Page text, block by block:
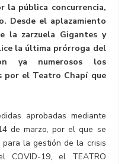
la pública concurrencia,
Desde el aplazamiento
la zarzuela Gigantes y
la última prórroga del
ya numerosos los
por el Teatro Chapí que
aprobadas mediante
de marzo, por el que se
la gestión de la crisis
COVID-19, el TEATRO